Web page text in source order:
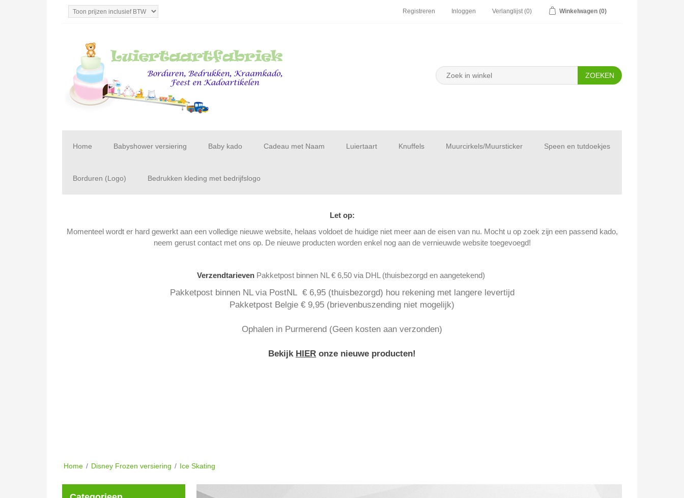
Registreren Inloggen Verlanglijst (0) Winkelwagen (0)
Home Babyshower versiering Baby kado Cadeau met Naam Luiertaart Knuffels Muurcirkels/Muursticker Speen en tutdoekjes
Borduren (Logo) Bedrukken kleding met bedrijfslogo
Let op:
Momenteel wordt er hard gewerkt aan een volledige nieuwe website, helaas voldoet de huidige niet meer aan de eisen van nu. Mocht u op zoek zijn een passend kado,
neem gerust contact met ons op. De nieuwe producten worden enkel nog aan de vernieuwde website toegevoegd!
Verzendtarieven Pakketpost binnen NL € 6,50 via DHL (thuisbezorgd en aangetekend)
Pakketpost binnen NL via PostNL € 6,95 (thuisbezorgd) hou rekening met langere levertijd
Pakketpost Belgie € 9,95 (brievenbuszending niet mogelijk)
Ophalen in Purmerend (Geen kosten aan verzonden)
Bekijk HIER onze nieuwe producten!
Home / Disney Frozen versiering / Ice Skating